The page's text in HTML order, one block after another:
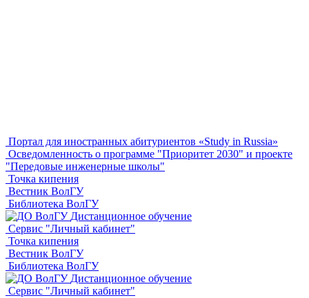
Портал для иностранных абитуриентов «Study in Russia»
Осведомленность о программе "Приоритет 2030" и проекте
"Передовые инженерные школы"
Точка кипения
Вестник ВолГУ
Библиотека ВолГУ
Дистанционное обучение
Сервис "Личный кабинет"
Точка кипения
Вестник ВолГУ
Библиотека ВолГУ
Дистанционное обучение
Сервис "Личный кабинет"